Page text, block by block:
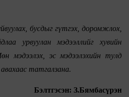
бусдыг гүтгэх, доромжлох,
урвуулан мэдээллийг хувийн
мэдээлэх, эс мэдээлэхийн тулд
авахаас татгалзана.
Бэлтгэсэн: З.Бямбасүрэн